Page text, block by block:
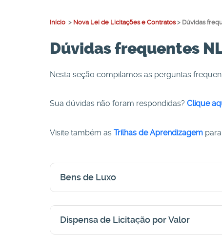
Início > Nova Lei de Licitações e Contratos> Dúvidas
Dúvidas frequentes
Nesta seção compilamos as perguntas
Sua dúvidas não foram respondidas? Clique
Visite também as Trilhas de Aprendizagem
Bens de Luxo
Dispensa de Licitação por Valor